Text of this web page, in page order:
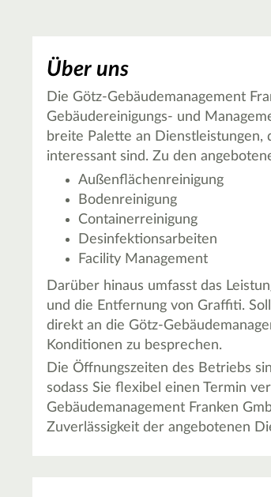
Über uns
Die Götz-Gebäudemanagement
Gebäudereinigungs- und
breite Palette an
interessant sind. Zu den
Außenflächenreinigung
Bodenreinigung
Containerreinigung
Desinfektionsarbeiten
Facility Management
Darüber hinaus umfasst das
und die Entfernung von Graffiti.
direkt an die Götz-
Konditionen zu besprechen.
Die Öffnungszeiten des Betriebs
sodass Sie flexibel einen Termin
Gebäudemanagement Franken
Zuverlässigkeit der angebotenen